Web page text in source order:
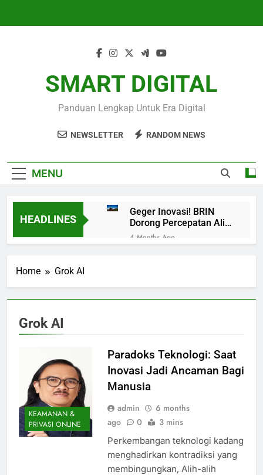
SMART DIGITAL
Panduan Lengkap Untuk Era Digital
NEWSLETTER RANDOM NEWS
MENU
HEADLINES
Geger Inovasi! BRIN
Dorong Percepatan Alih
Teknologi Kereta Api,
Indonesia Siap Melaju
4 Months Ago
Terbongkar! Peran
Influencer Di Kripto 2026
Bisa Bikin Kamu
Mulai Cari
Penghasilan
4 Months Ago
AI Siap
Mengungguli
Musk Bikin
Industri
Publik Kaget! HP
Galaxy Jadi
Andalan
Fancam Di
Konser BTS, Ini
Faktanya
Home Grok AI
Grok AI
KEAMANAN &
PRIVASI ONLINE
Paradoks Teknologi: Saat
Inovasi Jadi Ancaman Bagi
Manusia
admin
6 months
ago
0 3 mins
Perkembangan teknologi kadang
menghadirkan kontradiksi yang
membingungkan, Alih-alih